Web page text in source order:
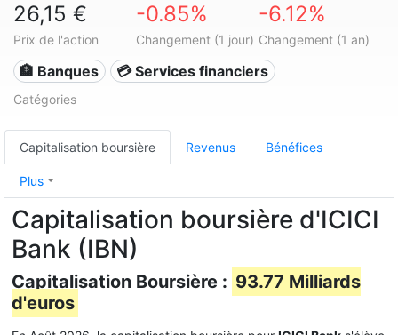
26,15 €
Prix de l'action
-0.85%
Changement (1 jour)
-6.12%
Changement (1 an)
🏦 Banques 💳 Services financiers
Catégories
Capitalisation boursière Revenus Bénéfices
Plus
Capitalisation boursière d'ICICI
Bank (IBN)
Capitalisation Boursière : 93.77 Milliards
d'euros